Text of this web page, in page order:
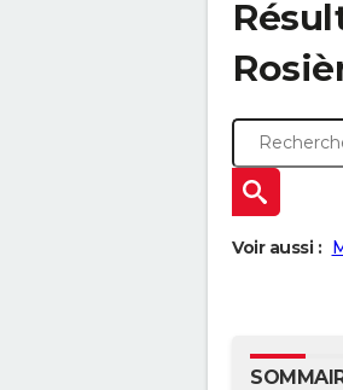
Voir aussi :